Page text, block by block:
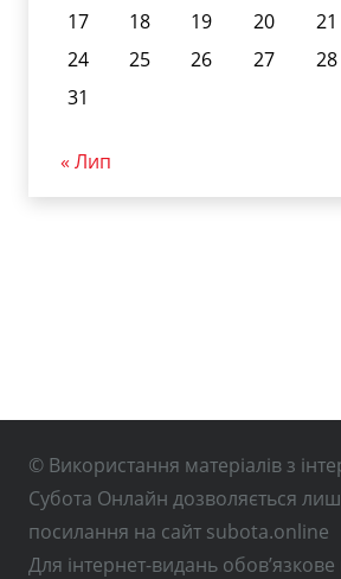
17
18 19 20 21
24
25 26 27 28
31
« Лип
© Використання матеріалів з
Субота Онлайн дозволяється
посилання на сайт subota.online
Для інтернет-видань